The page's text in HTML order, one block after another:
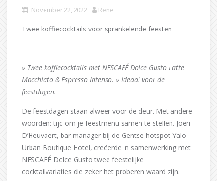
November 22, 2022 Rene
Twee koffiecocktails voor sprankelende feesten
» Twee koffiecocktails met NESCAFÉ Dolce Gusto Latte
Macchiato & Espresso Intenso. » Ideaal voor de
feestdagen.
De feestdagen staan alweer voor de deur. Met andere
woorden: tijd om je feestmenu samen te stellen. Joeri
D’Heuvaert, bar manager bij de Gentse hotspot Yalo
Urban Boutique Hotel, creëerde in samenwerking met
NESCAFÉ Dolce Gusto twee feestelijke
cocktailvariaties die zeker het proberen waard zijn.